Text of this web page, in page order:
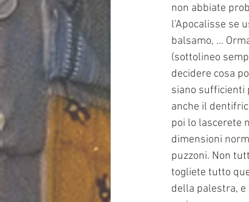
non abbiate
l’Apocalisse se
balsamo, …
(sottolineo
decidere cosa
siano sufficienti
anche il
poi lo lascerete
dimensioni
puzzoni. Non
togliete tutto
della palestra,